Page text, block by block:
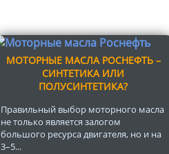
МОТОРНЫЕ МАСЛА РОСНЕФТЬ –
СИНТЕТИКА ИЛИ
ПОЛУСИНТЕТИКА?
Правильный выбор моторного масла
не только является залогом
большого ресурса двигателя, но и на
3–5...